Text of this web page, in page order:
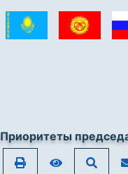
Приоритеты